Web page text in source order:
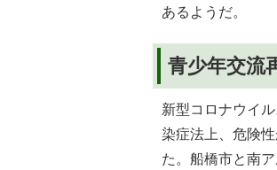
あるようだ。
青少年交流
新型コロナウイ
染症法上、危険
た。船橋市と南